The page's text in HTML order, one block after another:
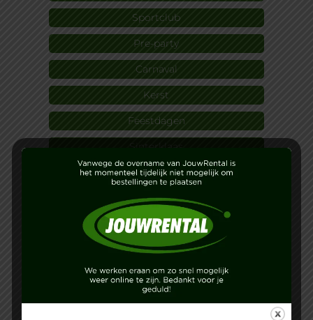
Sportclub
Pre-party
Carnaval
Kerst
Feestdagen
Sinterklaas
Visserij dagen
Sneek week
Dorpsfeest
Koningsdag
Opening
Kinderfeest